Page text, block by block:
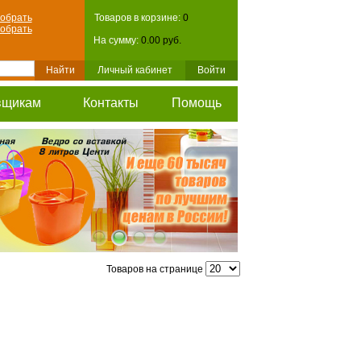
Товаров в корзине: 0
На сумму: 0.00 руб.
Личный кабинет Войти
Контакты Помощь
Товаров на странице